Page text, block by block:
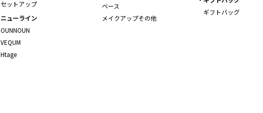
ベース
メイクアップその他
セットアップ
ギフトバッグ
ニューライン
OUNNOUN
VEQUM
Htage